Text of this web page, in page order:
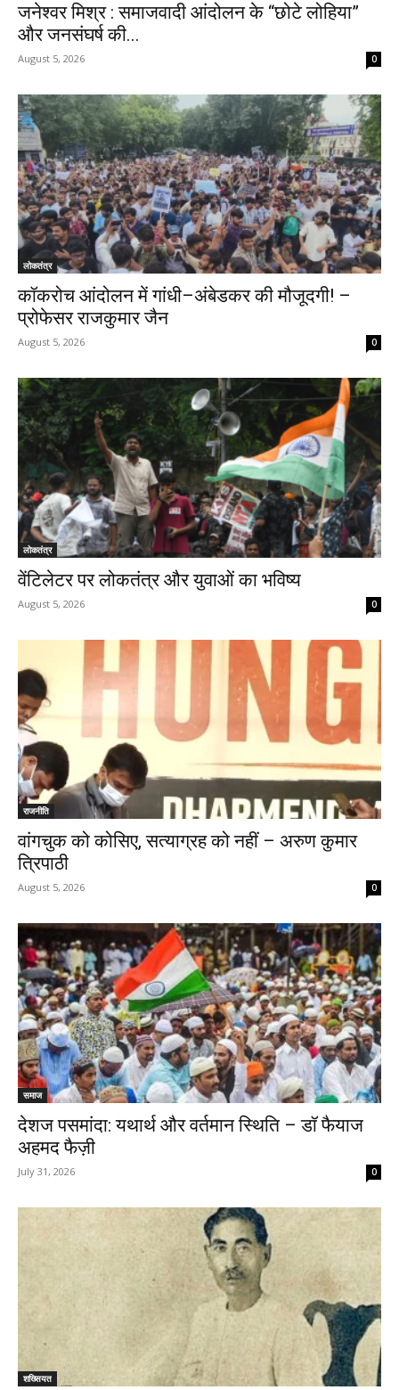
जनेश्वर मिश्र : समाजवादी आंदोलन के “छोटे लोहिया”
और जनसंघर्ष की...
August 5, 2026 0
लोकतंत्र
कॉकरोच आंदोलन में गांधी–अंबेडकर की मौजूदगी! –
प्रोफेसर राजकुमार जैन
August 5, 2026 0
लोकतंत्र
वेंटिलेटर पर लोकतंत्र और युवाओं का भविष्य
August 5, 2026 0
राजनीति
वांगचुक को कोसिए, सत्याग्रह को नहीं – अरुण कुमार
त्रिपाठी
August 5, 2026 0
समाज
देशज पसमांदा: यथार्थ और वर्तमान स्थिति – डॉ फैयाज
अहमद फैज़ी
July 31, 2026 0
शख्सियत